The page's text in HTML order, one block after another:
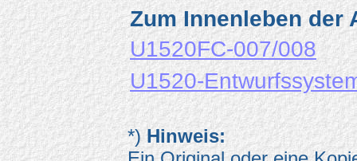
Zum Innenleben der
U1520FC-007/008
U1520-
*) Hinweis: